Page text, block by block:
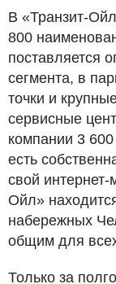
В «Транзит-
800
поставляется
сегмента, в
точки и
сервисные
компании 3
есть
свой
Ойл»
набережных
общим для
Только за